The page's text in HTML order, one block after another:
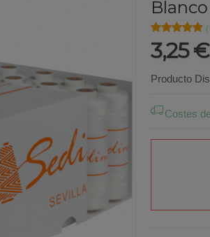
Blanco
★★★★★
★★★★★
3,25 €
Producto
Costes